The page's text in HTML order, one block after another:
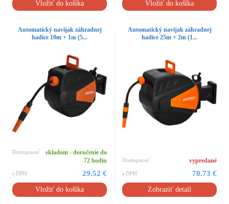
Vložiť do košíka Vložiť do košíka
Automatický navijak záhradnej
hadice 10m + 1m (5...
Dostupnosť
skladom - doručenie do
72 hodín
s DPH 29.52 €
Vložiť do košíka
Automatický navijak záhradnej
hadice 25m + 2m (1...
Dostupnosť vypredané
s DPH 70.73 €
Zobraziť detail